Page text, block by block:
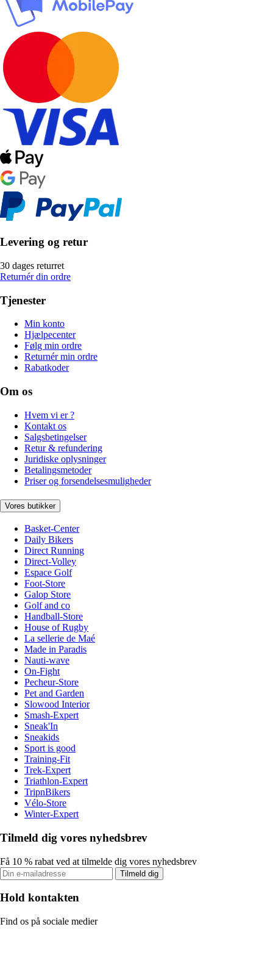
Levering og retur
30 dages returret
Returnér din ordre
Tjenester
Min konto
Hjælpecenter
Følg min ordre
Returnér min ordre
Rabatkoder
Om os
Hvem vi er ?
Kontakt os
Salgsbetingelser
Retur & refundering
Juridiske oplysninger
Betalingsmetoder
Priser og forsendelsesmuligheder
Vores butikker
Basket-Center
Daily Bikers
Direct Running
Direct-Volley
Espace Golf
Foot-Store
Galop Store
Golf and co
Handball-Store
House of Rugby
La sellerie de Maé
Made in Paradis
Nauti-wave
On-Fight
Pecheur-Store
Pet and Garden
Slowood Interior
Smash-Expert
Sneak'In
Sneakids
Sport is good
Training-Fit
Trek-Expert
Triathlon-Expert
TripnBikers
Vélo-Store
Winter-Expert
Tilmeld dig vores nyhedsbrev
Få 10 % rabat ved at tilmelde dig vores nyhedsbrev
Tilmeld dig
Hold kontakten
Find os på sociale medier